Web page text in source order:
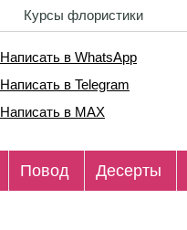
Курсы флористики
Написать в WhatsApp
Написать в Telegram
Написать в MAX
Повод Десерты